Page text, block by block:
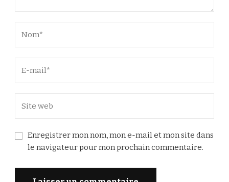
Enregistrer mon nom, mon e-mail et mon site dans
le navigateur pour mon prochain commentaire.